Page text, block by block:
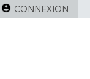
CONNEXION